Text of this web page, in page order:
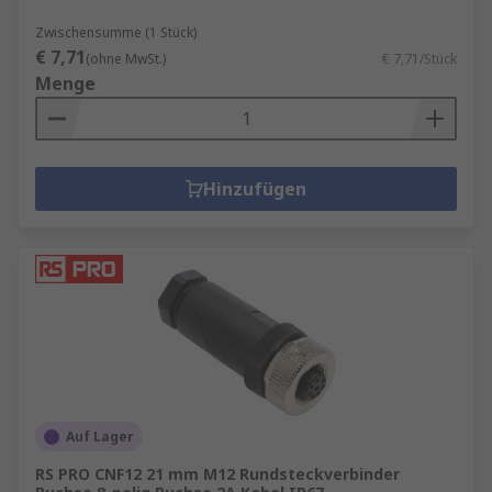
Zwischensumme (1 Stück)
€ 7,71(ohne MwSt.) € 7,71/Stück
Menge
Hinzufügen
Auf Lager
RS PRO CNF12 21 mm M12 Rundsteckverbinder